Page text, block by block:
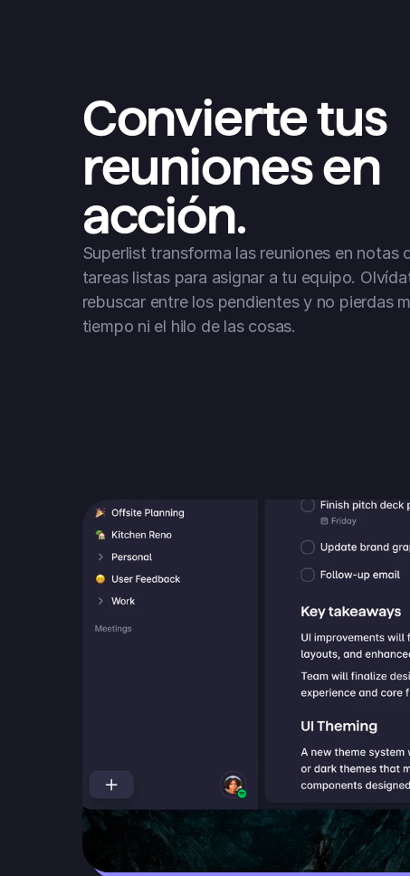
Convierte tus
reuniones en
acción.
Superlist transforma las reuniones en notas
tareas listas para asignar a tu equipo.
rebuscar entre los pendientes y no pierdas
tiempo ni el hilo de las cosas.